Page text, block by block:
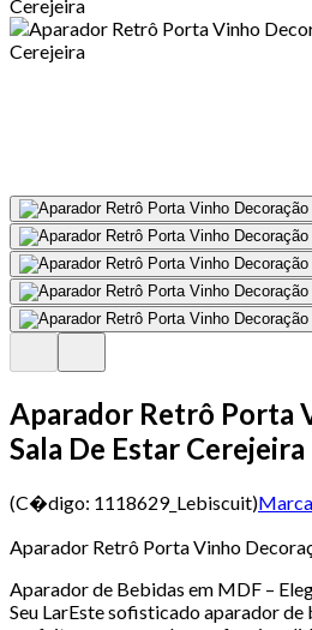
Aparador Retrô Porta
Sala De Estar Cerejeira
(C�digo: 1118629_Lebiscuit)
Aparador Retrô Porta Vinho
Aparador de Bebidas em MDF –
Seu LarEste sofisticado aparador de